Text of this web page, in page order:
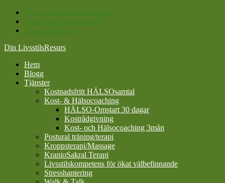
Hoppa till huvudnavigering
Hoppa till huvudinnehåll
Hoppa till sidfot
Din LivsstilsResurs
Hem
Blogg
Tjänster
Kostnadsfritt HÄLSOsamtal
Kost- & Hälsocoaching
HÄLSO-Omstart 30 dagar
Kostrådgivning
Kost- och Hälsocoaching 3mån
Postural träning/terapi
Kroppsterapi/Massage
KranioSakral Terapi
Livsstilskompetens för ökat välbefinnande
Stresshantering